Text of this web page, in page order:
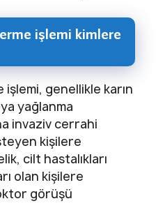
işlemi kimlere
işlemi, genellikle karın
yağlanma
invaziv cerrahi
kişilere
cilt hastalıkları
olan kişilere
görüşü